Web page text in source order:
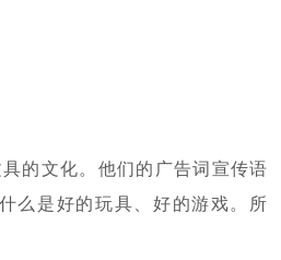
的文化。他们的广告词宣传语
么是好的玩具、好的游戏。所